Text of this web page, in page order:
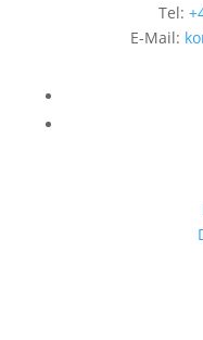
Tel:
E-Mail: